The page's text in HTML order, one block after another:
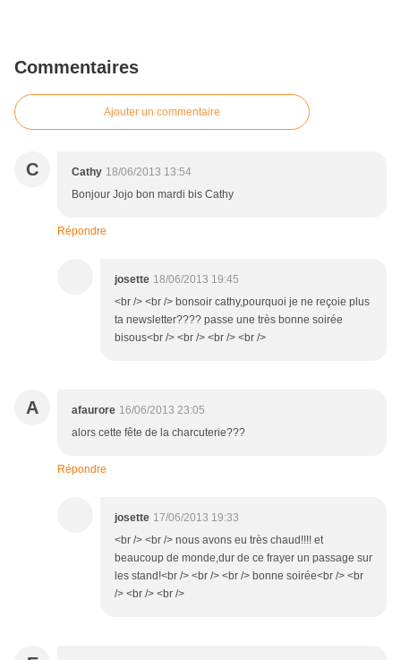
Commentaires
Ajouter un commentaire
C Cathy 18/06/2013 13:54
Bonjour Jojo bon mardi bis Cathy
Répondre
josette 18/06/2013 19:45
<br /> <br /> bonsoir cathy,pourquoi je ne reçoie plus
ta newsletter???? passe une très bonne soirée
bisous<br /> <br /> <br /> <br />
A afaurore 16/06/2013 23:05
alors cette fête de la charcuterie???
Répondre
josette 17/06/2013 19:33
<br /> <br /> nous avons eu très chaud!!!! et
beaucoup de monde,dur de ce frayer un passage sur
les stand!<br /> <br /> <br /> bonne soirée<br /> <br
/> <br /> <br />